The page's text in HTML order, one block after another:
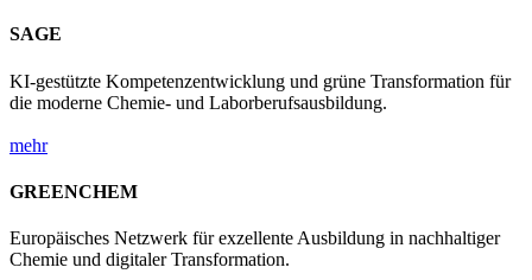
SAGE
KI-gestützte Kompetenzentwicklung und grüne Transformation für
die moderne Chemie- und Laborberufsausbildung.
mehr
GREENCHEM
Europäisches Netzwerk für exzellente Ausbildung in nachhaltiger
Chemie und digitaler Transformation.